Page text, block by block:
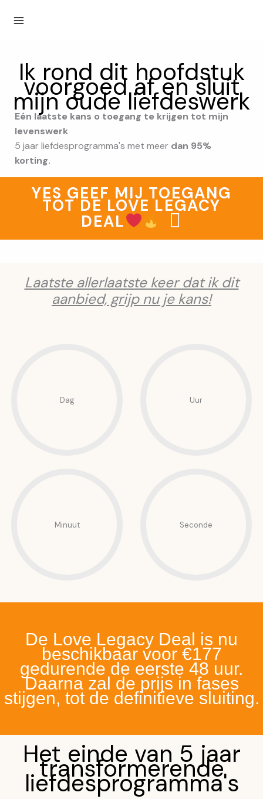
naar
Ik rond dit hoofdstuk
voorgoed af en sluit
mijn oude liefdeswerk
Eén laatste kans o toegang te krijgen tot mijn
levenswerk
5 jaar liefdesprogramma's met meer dan 95%
korting.
YES GEEF MIJ TOEGANG
TOT DE LOVE LEGACY
DEAL
Laatste allerlaatste keer dat ik dit
aanbied, grijp nu je kans!
Dag Uur
Minuut Seconde
De Love Legacy Deal is nu
beschikbaar voor €177
gedurende de eerste 48 uur.
Daarna zal de prijs in fases
stijgen, tot de definitieve sluiting.
Het einde van 5 jaar
transformerende
liefdesprogramma's